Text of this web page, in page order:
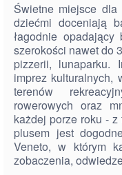
Świetne miejsce
dziećmi doceniają
łagodnie
szerokości nawet do
pizzerii, lunaparku.
imprez kulturalnych,
terenów
rowerowych oraz
każdej porze roku -
plusem jest
Veneto, w którym
zobaczenia,